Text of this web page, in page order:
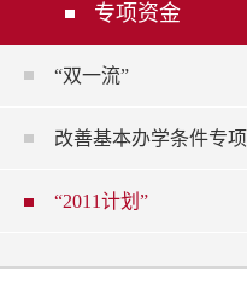
专项资金
“双一流”
改善基本办学条件专项
“2011计划”